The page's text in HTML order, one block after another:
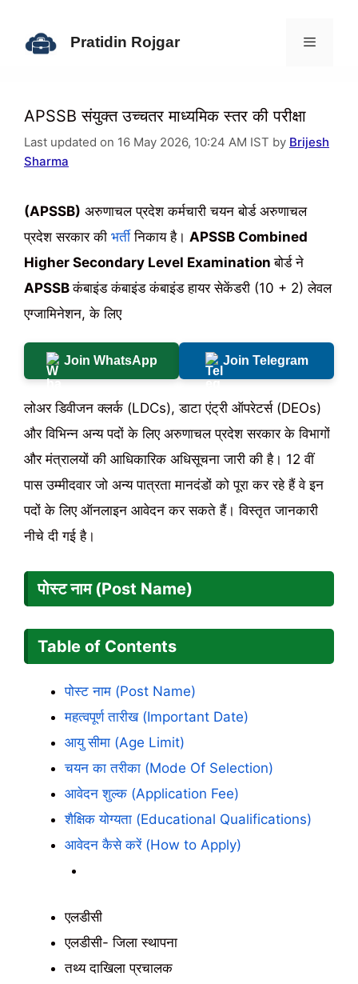
Pratidin Rojgar
APSSB संयुक्त उच्चतर माध्यमिक स्तर की परीक्षा
Last updated on 16 May 2026, 10:24 AM IST by Brijesh
Sharma
(APSSB) अरुणाचल प्रदेश कर्मचारी चयन बोर्ड अरुणाचल
प्रदेश सरकार की भर्ती निकाय है। APSSB Combined
Higher Secondary Level Examinationबोर्ड ने
APSSBकंबाइंड कंबाइंड कंबाइंड हायर सेकेंडरी (10 + 2) लेवल
एग्जामिनेशन, के लिए
Join WhatsApp Join Telegram
लोअर डिवीजन क्लर्क (LDCs), डाटा एंट्री ऑपरेटर्स (DEOs)
और विभिन्न अन्य पदों के लिए अरुणाचल प्रदेश सरकार के विभागों
और मंत्रालयों की आधिकारिक अधिसूचना जारी की है। 12 वीं
पास उम्मीदवार जो अन्य पात्रता मानदंडों को पूरा कर रहे हैं वे इन
पदों के लिए ऑनलाइन आवेदन कर सकते हैं। विस्तृत जानकारी
नीचे दी गई है।
पोस्ट नाम (Post Name)
Table of Contents
पोस्ट नाम (Post Name)
महत्वपूर्ण तारीख (Important Date)
आयु सीमा (Age Limit)
चयन का तरीका (Mode Of Selection)
आवेदन शुल्क (Application Fee)
शैक्षिक योग्यता (Educational Qualifications)
आवेदन कैसे करें (How to Apply)
एलडीसी
एलडीसी- जिला स्थापना
तथ्य दाखिला प्रचालक